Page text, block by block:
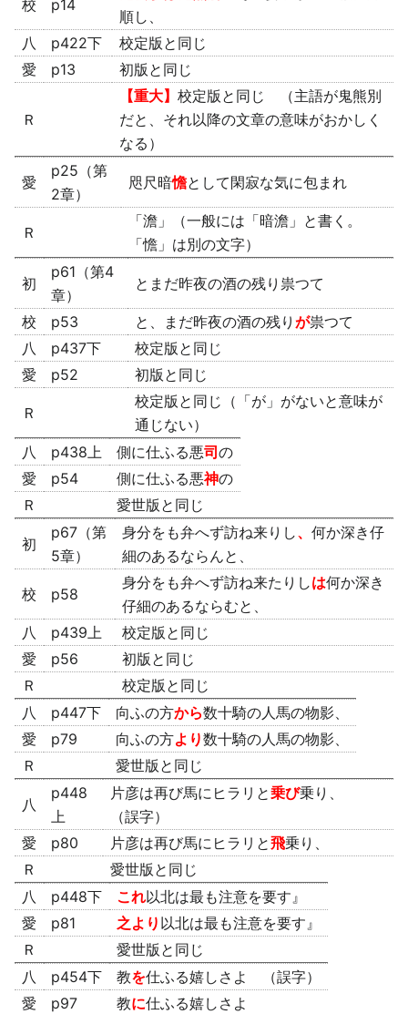
校 p14
順し、
八
p422下
校定版と同じ
愛
p13 初版と同じ
Ｒ
【重大】 校定版と同じ （主語が鬼熊別
だと、それ以降の文章の意味がおかしく
なる）
愛
p25（第
2章）
咫尺暗憺として閑寂な気に包まれ
Ｒ
「澹」（一般には「暗澹」と書く。
「憺」は別の文字）
初
p61（第4
章）
とまだ昨夜の酒の残り祟つて
校 p53 と、まだ昨夜の酒の残り が祟つて
八
p437下
校定版と同じ
愛
p52 初版と同じ
Ｒ
校定版と同じ（「が」がないと意味が
通じない）
八
p438上 側に仕ふる悪司の
愛
p54 側に仕ふる悪神の
Ｒ
愛世版と同じ
初
p67（第
5章）
身分をも弁へず訪ね来りし、 何か深き仔
細のあるならんと、
校 p58
身分をも弁へず訪ね来たりしは何か深き
仔細のあるならむと、
八
p439上
校定版と同じ
愛
p56
初版と同じ
Ｒ
校定版と同じ
八
p447下 向ふの方から数十騎の人馬の物影、
愛
p79 向ふの方より数十騎の人馬の物影、
Ｒ
愛世版と同じ
八
p448
上
片彦は再び馬にヒラリと乗び乗り、
（誤字）
愛
p80 片彦は再び馬にヒラリと飛乗り、
Ｒ
愛世版と同じ
八
p448下 これ以北は最も注意を要す』
愛
p81 之より 以北は最も注意を要す』
Ｒ
愛世版と同じ
八
p454下 教を仕ふる嬉しさよ （誤字）
愛
p97 教に仕ふる嬉しさよ